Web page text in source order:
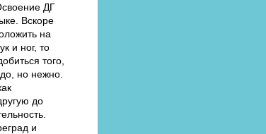
ДГ
Вскоре
на
и ног, то
того,
но нежно.
до
и